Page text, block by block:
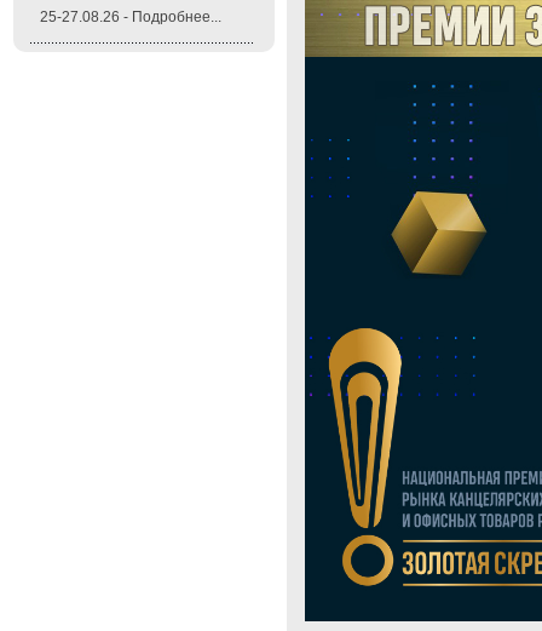
25-27.08.26 - Подробнее...